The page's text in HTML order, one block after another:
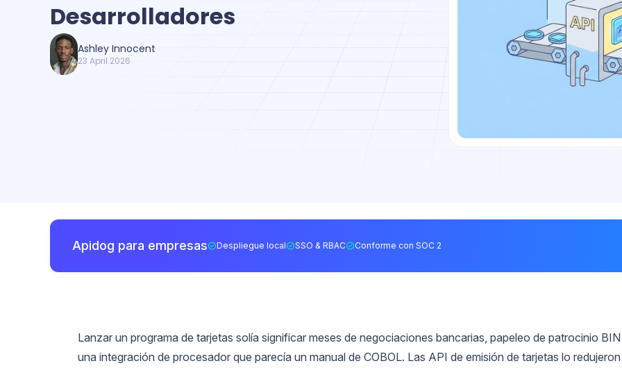
Desarrolladores
Ashley Innocent
23 April 2026
Apidog para empresas Despliegue local SSO & RBAC Conforme con SOC 2
Lanzar un programa de tarjetas solía significar meses de negociaciones bancarias, papeleo de patrocinio
una integración de procesador que parecía un manual de COBOL. Las API de emisión de tarjetas lo